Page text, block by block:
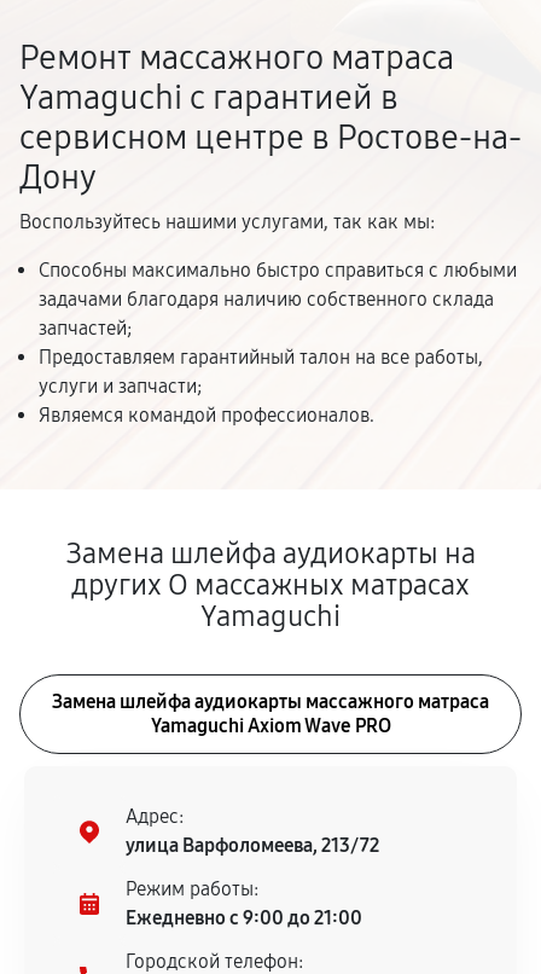
Ремонт массажного матраса
Yamaguchi с гарантией в
сервисном центре в Ростове-на-
Дону
Воспользуйтесь нашими услугами, так как мы:
Способны максимально быстро справиться с любыми
задачами благодаря наличию собственного склада
запчастей;
Предоставляем гарантийный талон на все работы,
услуги и запчасти;
Являемся командой профессионалов.
Замена шлейфа аудиокарты на
других О массажных матрасах
Yamaguchi
Замена шлейфа аудиокарты массажного матраса
Yamaguchi Axiom Wave PRO
Адрес:
улица Варфоломеева, 213/72
Режим работы:
Ежедневно с 9:00 до 21:00
Городской телефон: